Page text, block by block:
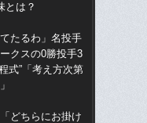
とは？
たるわ」名投手
クスの0勝投手3
式”「考え方次第
どちらにお掛け